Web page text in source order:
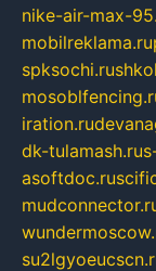
nike-air-max-
mobilreklama.ru
spksochi.ru
iration.ru
dk-tulamash.ru
asoftdoc.ru